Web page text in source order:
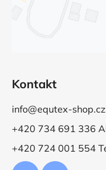
Kontakt
info@equtex-shop.cz
+420 734 691 336
+420 724 001 554